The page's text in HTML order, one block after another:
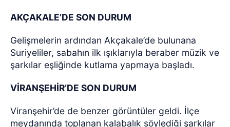
AKÇAKALE’DE SON DURUM
Gelişmelerin ardından Akçakale’de bulunana
Suriyeliler, sabahın ilk ışıklarıyla beraber müzik ve
şarkılar eşliğinde kutlama yapmaya başladı.
VİRANŞEHİR’DE SON DURUM
Viranşehir’de de benzer görüntüler geldi. İlçe
meydanında toplanan kalabalık söylediği şarkılar